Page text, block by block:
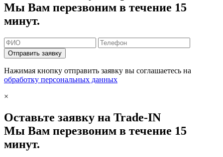
Мы Вам перезвоним в течение 15
минут.
Отправить заявку
Нажимая кнопку отправить заявку вы соглашаетесь на
обработку персональных данных
×
Оставьте заявку на Trade-IN
Мы Вам перезвоним в течение 15
минут.